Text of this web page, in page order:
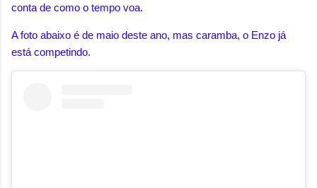
conta de como o tempo voa.
A foto abaixo é de maio deste ano, mas caramba, o Enzo já
está competindo.